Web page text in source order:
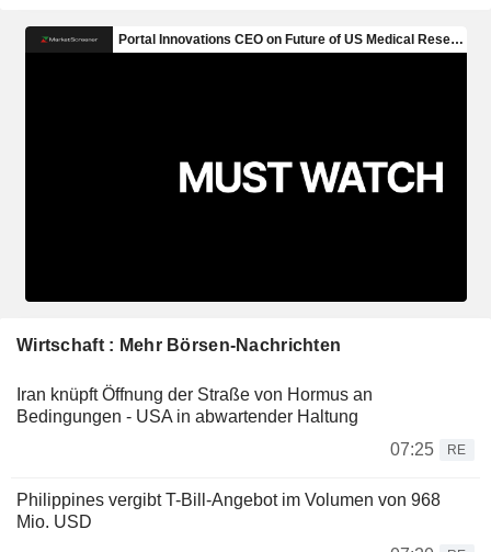
Wirtschaft : Mehr Börsen-Nachrichten
Iran knüpft Öffnung der Straße von Hormus an
Bedingungen - USA in abwartender Haltung
07:25
RE
Philippines vergibt T-Bill-Angebot im Volumen von 968
Mio. USD